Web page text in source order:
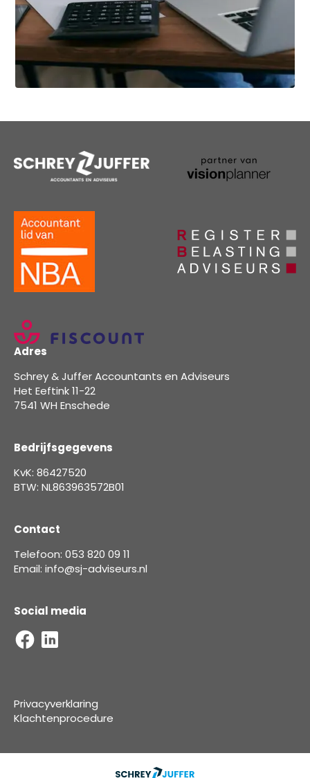
Adres
Schrey & Juffer Accountants en Adviseurs
Het Eeftink 11-22
7541 WH Enschede
Bedrijfsgegevens
KvK: 86427520
BTW: NL863963572B01
Contact
Telefoon: 053 820 09 11
Email: info@sj-adviseurs.nl
Social media
Privacyverklaring
Klachtenprocedure